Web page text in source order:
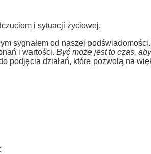
i sytuacji życiowej.
sygnałem od naszej podświadomości.
i wartości. Być może jest to czas, aby
podjęcia działań, które pozwolą na